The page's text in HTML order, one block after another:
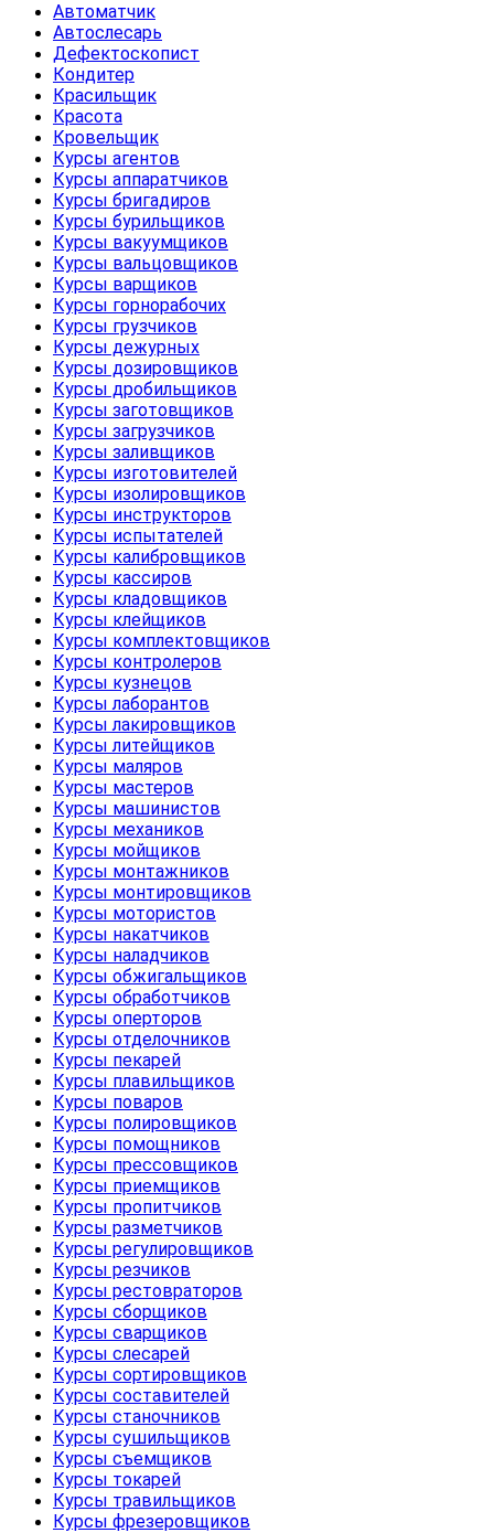
Автоматчик
Автослесарь
Дефектоскопист
Кондитер
Красильщик
Красота
Кровельщик
Курсы агентов
Курсы аппаратчиков
Курсы бригадиров
Курсы бурильщиков
Курсы вакуумщиков
Курсы вальцовщиков
Курсы варщиков
Курсы горнорабочих
Курсы грузчиков
Курсы дежурных
Курсы дозировщиков
Курсы дробильщиков
Курсы заготовщиков
Курсы загрузчиков
Курсы заливщиков
Курсы изготовителей
Курсы изолировщиков
Курсы инструкторов
Курсы испытателей
Курсы калибровщиков
Курсы кассиров
Курсы кладовщиков
Курсы клейщиков
Курсы комплектовщиков
Курсы контролеров
Курсы кузнецов
Курсы лаборантов
Курсы лакировщиков
Курсы литейщиков
Курсы маляров
Курсы мастеров
Курсы машинистов
Курсы механиков
Курсы мойщиков
Курсы монтажников
Курсы монтировщиков
Курсы мотористов
Курсы накатчиков
Курсы наладчиков
Курсы обжигальщиков
Курсы обработчиков
Курсы оперторов
Курсы отделочников
Курсы пекарей
Курсы плавильщиков
Курсы поваров
Курсы полировщиков
Курсы помощников
Курсы прессовщиков
Курсы приемщиков
Курсы пропитчиков
Курсы разметчиков
Курсы регулировщиков
Курсы резчиков
Курсы рестовраторов
Курсы сборщиков
Курсы сварщиков
Курсы слесарей
Курсы сортировщиков
Курсы составителей
Курсы станочников
Курсы сушильщиков
Курсы съемщиков
Курсы токарей
Курсы травильщиков
Курсы фрезеровщиков